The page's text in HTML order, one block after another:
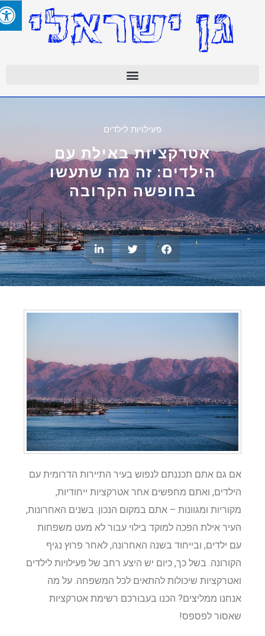
פעילויות לילדים
אטרקציות באילת עם
הילדים: זה מה שתעשו
בחופשה הקרובה
אם גם אתם תכננתם לנפוש בעיר התיירות הדרומית עם
הילדים, ואתם מחפשים אחר אטרקציות ייחודיות,
מקוריות ומגוונות – אתם במקום הנכון. בשנים האחרונות,
העיר אילת הפכה למוקד בילוי עבור לא מעט משפחות
עם ילדים, ובייחוד בשנה האחרונה, לאחר פרוץ נגיף
הקורונה. בשל כך, כיום יש היצע רחב של פעילויות לילדים
ואטרקציות שיכולות להתאים לכל המשפחה. על מה
אנחנו ממליצים? הכנו בעבורכם רשימת אטרקציות
שאסור לפספס!